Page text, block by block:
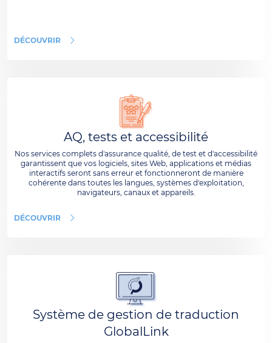
DÉCOUVRIR
AQ, tests et accessibilité
Nos services complets d'assurance qualité, de test et d'accessibilité
garantissent que vos logiciels, sites Web, applications et médias
interactifs seront sans erreur et fonctionneront de manière
cohérente dans toutes les langues, systèmes d'exploitation,
navigateurs, canaux et appareils.
DÉCOUVRIR
Système de gestion de traduction
GlobalLink